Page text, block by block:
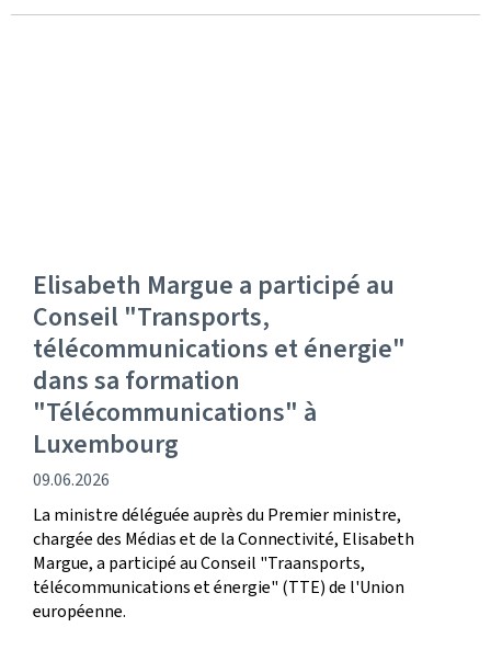
Elisabeth Margue a participé au
Conseil "Transports,
télécommunications et énergie"
dans sa formation
"Télécommunications" à
Luxembourg
date
de
publication
09.06.2026
La ministre déléguée auprès du Premier ministre,
chargée des Médias et de la Connectivité, Elisabeth
Margue, a participé au Conseil "Traansports,
télécommunications et énergie" (TTE) de l'Union
européenne.